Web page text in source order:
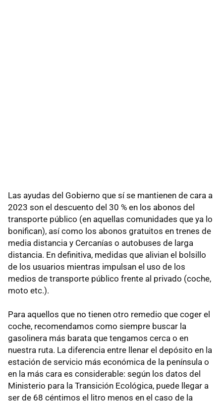
Las ayudas del Gobierno que sí se mantienen de cara a
2023 son el descuento del 30 % en los abonos del
transporte público (en aquellas comunidades que ya lo
bonifican), así como los abonos gratuitos en trenes de
media distancia y Cercanías o autobuses de larga
distancia. En definitiva, medidas que alivian el bolsillo
de los usuarios mientras impulsan el uso de los
medios de transporte público frente al privado (coche,
moto etc.).
Para aquellos que no tienen otro remedio que coger el
coche, recomendamos como siempre buscar la
gasolinera más barata que tengamos cerca o en
nuestra ruta. La diferencia entre llenar el depósito en la
estación de servicio más económica de la península o
en la más cara es considerable: según los datos del
Ministerio para la Transición Ecológica, puede llegar a
ser de 68 céntimos el litro menos en el caso de la